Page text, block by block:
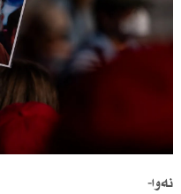
نەوا-